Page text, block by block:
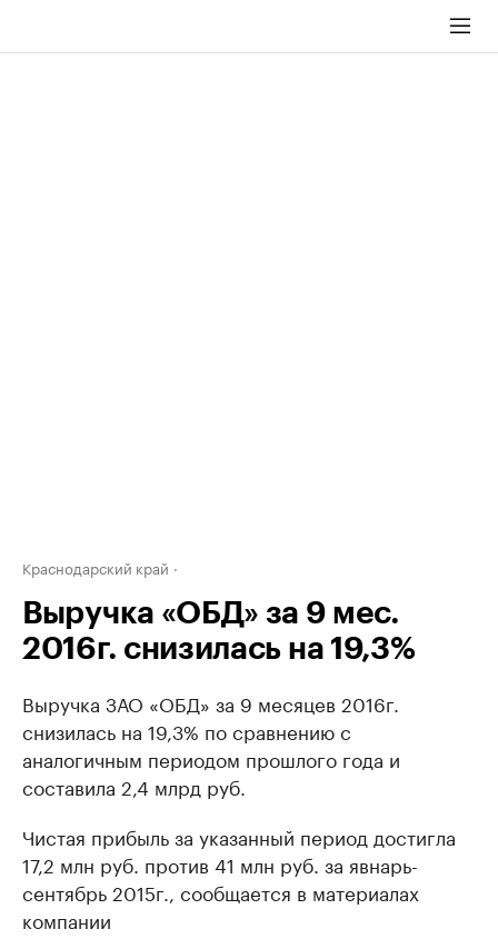
Краснодарский край
Выручка «ОБД» за 9 мес.
2016г. снизилась на 19,3%
Выручка ЗАО «ОБД» за 9 месяцев 2016г.
снизилась на 19,3% по сравнению с
аналогичным периодом прошлого года и
составила 2,4 млрд руб.
Чистая прибыль за указанный период достигла
17,2 млн руб. против 41 млн руб. за явнарь-
сентябрь 2015г., сообщается в материалах
компании